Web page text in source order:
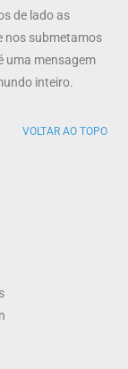
de lado as
nos submetamos
uma mensagem
inteiro.
VOLTAR AO TOPO